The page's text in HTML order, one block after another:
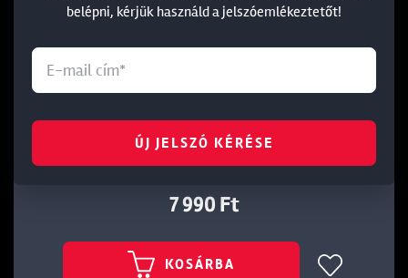
DAIWA D-VEC CAP - LAZER BLACK
Cikkszám: 217003
7 990 Ft
KOSÁRBA
belépni, kérjük használd a jelszóemlékeztetőt!
ÚJ JELSZÓ KÉRÉSE